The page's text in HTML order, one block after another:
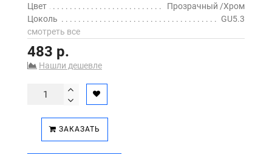
Цвет
Прозрачный /Хром
Цоколь
GU5.3
смотреть все
483 р.
Нашли дешевле
ЗАКАЗАТЬ